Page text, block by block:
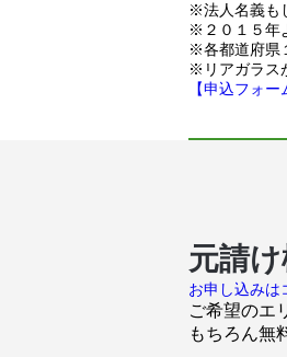
※法人名義も
※２０１５年
※各都道府県
※リアガラス
【申込フォ
元請
お申し込みは
ご希望のエ
もちろん無